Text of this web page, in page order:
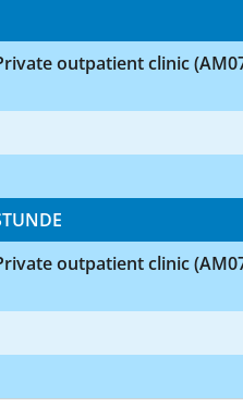
outpatient clinic
outpatient clinic